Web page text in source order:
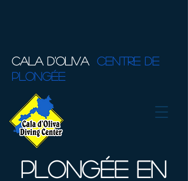
CALA D'OLIVA
CENTRE DE
PLONGÉE
Plongée en